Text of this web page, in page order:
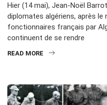
Hier (14 mai), Jean-Noël
diplomates algériens, après le
fonctionnaires français par
continuent de se rendre
READ MORE